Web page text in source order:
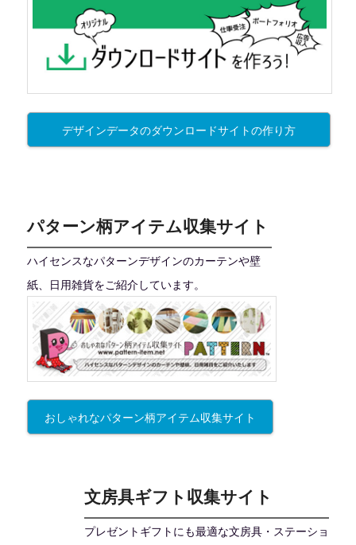
デザインデータのダウンロードサイトの作り方
パターン柄アイテム収集サイト
ハイセンスなパターンデザインのカーテンや壁
紙、日用雑貨をご紹介しています。
おしゃれなパターン柄アイテム収集サイト
文房具ギフト収集サイト
プレゼントギフトにも最適な文房具・ステーショ